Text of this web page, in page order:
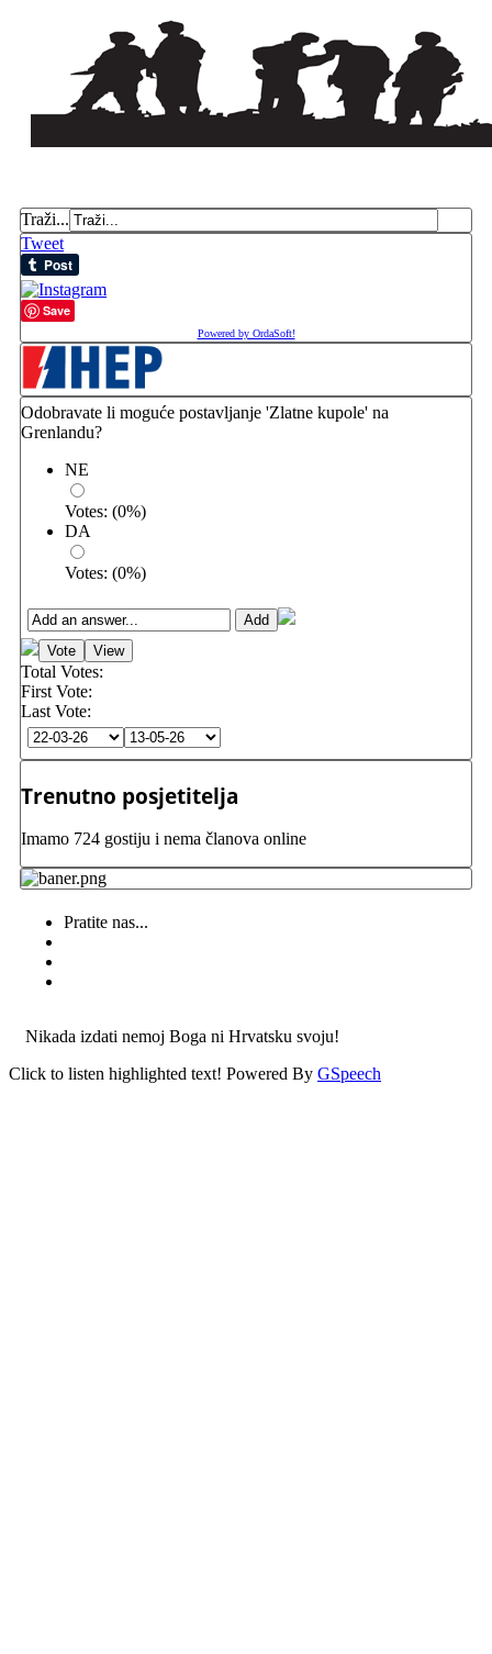
Traži...
Tweet
Save
Powered by OrdaSoft!
Odobravate li moguće postavljanje 'Zlatne kupole' na
Grenlandu?
NE
Votes: (0%)
DA
Votes: (0%)
Total Votes:
First Vote:
Last Vote:
Trenutno posjetitelja
Imamo 724 gostiju i nema članova online
Pratite nas...
Nikada izdati nemoj Boga ni Hrvatsku svoju!
Click to listen highlighted text! Powered By GSpeech